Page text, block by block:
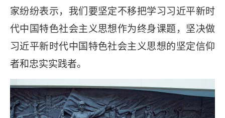
家纷纷表示，我们要坚定不移把学习习近平新时
代中国特色社会主义思想作为终身课题，坚决做
习近平新时代中国特色社会主义思想的坚定信仰
者和忠实实践者。